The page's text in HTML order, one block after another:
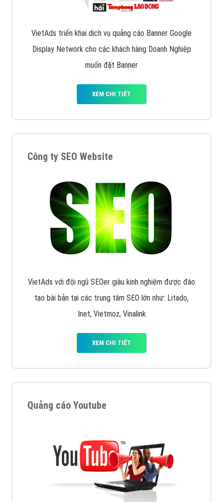
VietAds triển khai dịch vụ quảng cáo Banner Google
Display Network cho các khách hàng Doanh Nghiệp
muốn đặt Banner
XEM CHI TIẾT
Công ty SEO Website
VietAds với đội ngũ SEOer giàu kinh nghiệm được đào
tạo bài bản tại các trung tâm SEO lớn như: Litado,
Inet, Vietmoz, Vinalink
XEM CHI TIẾT
Quảng cáo Youtube